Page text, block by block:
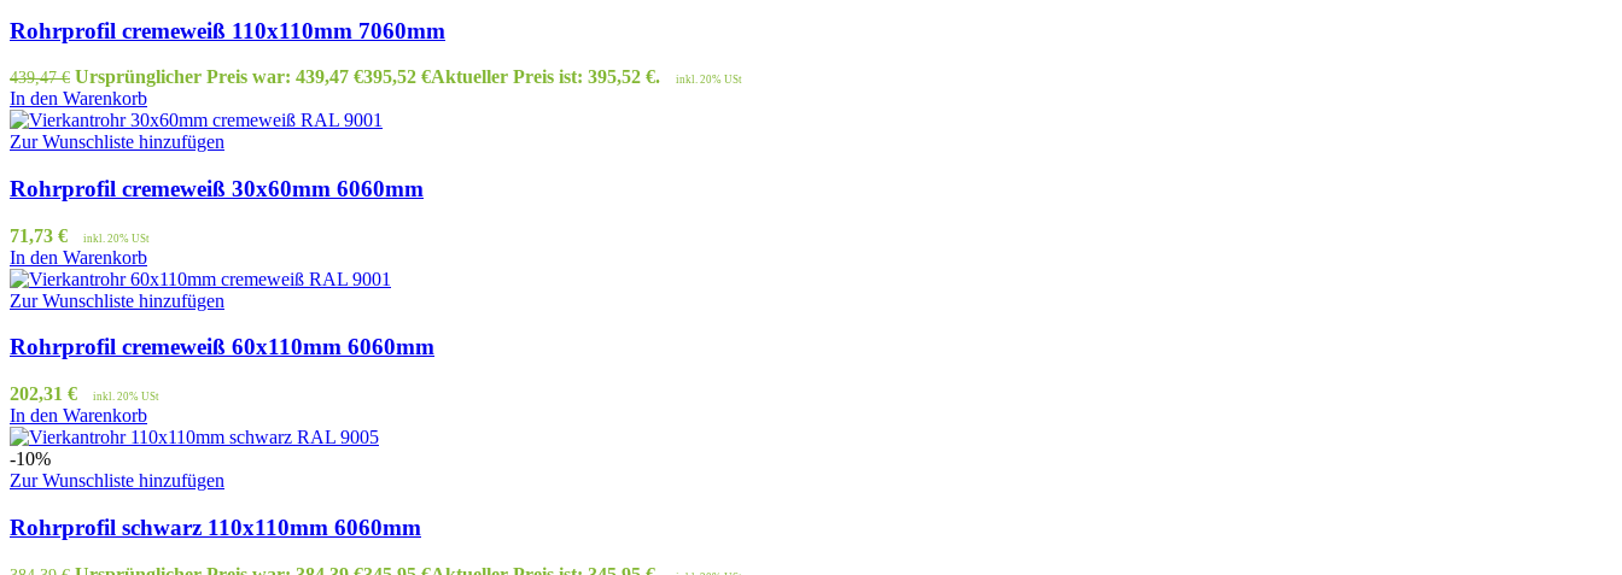
Rohrprofil cremeweiß 110x110mm 7060mm
439,47€ Ursprünglicher Preis war: 439,47 €395,52 €Aktueller Preis ist: 395,52 €. inkl. 20% USt
In den Warenkorb
Zur Wunschliste hinzufügen
Rohrprofil cremeweiß 30x60mm 6060mm
71,73 € inkl. 20% USt
In den Warenkorb
Zur Wunschliste hinzufügen
Rohrprofil cremeweiß 60x110mm 6060mm
202,31 € inkl. 20% USt
In den Warenkorb
-10%
Zur Wunschliste hinzufügen
Rohrprofil schwarz 110x110mm 6060mm